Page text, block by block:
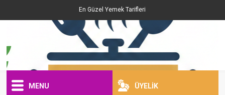
En Güzel Yemek Tarifleri
MENU ÜYELİK